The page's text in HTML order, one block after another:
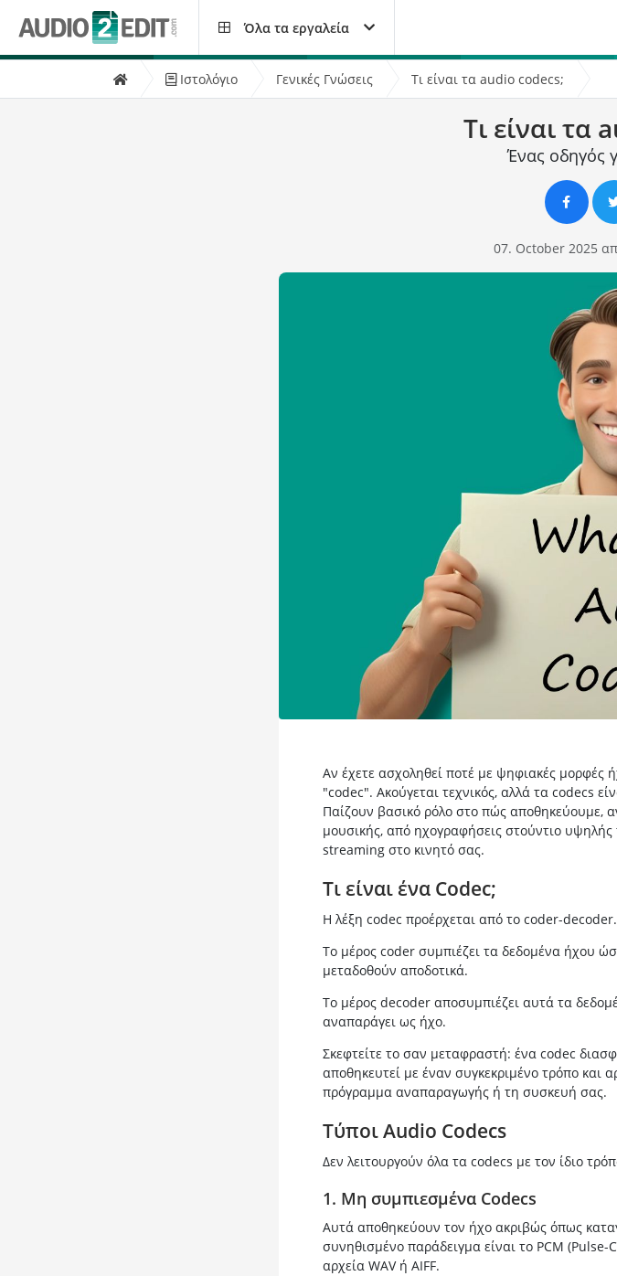
Όλα τα εργαλεία
Ιστολόγιο Γενικές Γνώσεις Τι είναι τα audio codecs;
Τι είναι τα
Ένας οδηγός
07. October 2025
Αν έχετε ασχοληθεί ποτέ με ψηφιακές μορφές
"codec". Ακούγεται τεχνικός, αλλά τα codecs
Παίζουν βασικό ρόλο στο πώς αποθηκεύουμε,
μουσικής, από ηχογραφήσεις στούντιο υψηλής
streaming στο κινητό σας.
Τι είναι ένα Codec;
Η λέξη codec προέρχεται από το coder-decoder.
Το μέρος coder συμπιέζει τα δεδομένα ήχου
μεταδοθούν αποδοτικά.
Το μέρος decoder αποσυμπιέζει αυτά τα
αναπαράγει ως ήχο.
Σκεφτείτε το σαν μεταφραστή: ένα codec
αποθηκευτεί με έναν συγκεκριμένο τρόπο και
πρόγραμμα αναπαραγωγής ή τη συσκευή σας.
Τύποι Audio Codecs
Δεν λειτουργούν όλα τα codecs με τον ίδιο
1. Μη συμπιεσμένα Codecs
Αυτά αποθηκεύουν τον ήχο ακριβώς όπως
συνηθισμένο παράδειγμα είναι το PCM
αρχεία WAV ή AIFF.